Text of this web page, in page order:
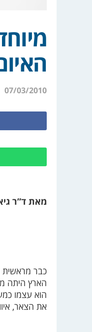
07/03/2010
מאת ד”ר
כבר מראשית
הארץ היתה
הוא עצמו
את הצאר,